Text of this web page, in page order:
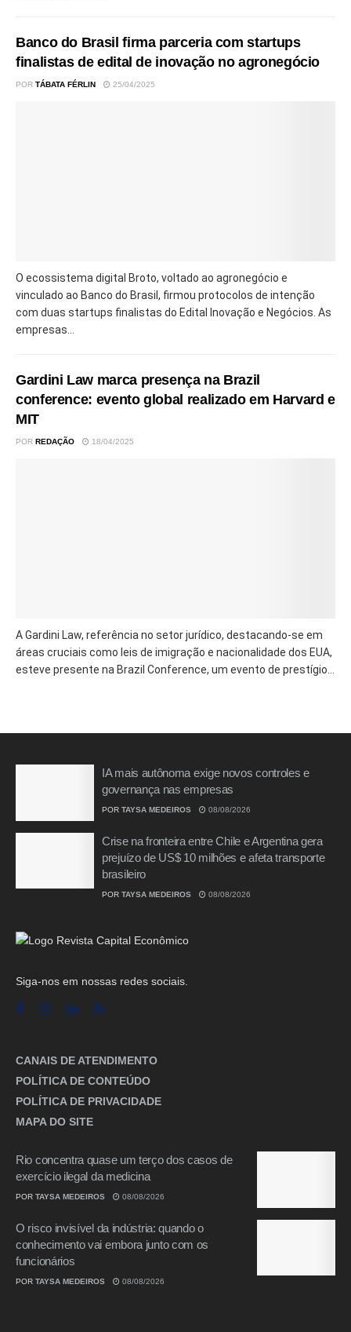
Banco do Brasil firma parceria com startups
finalistas de edital de inovação no agronegócio
POR TÁBATA FÉRLIN 25/04/2025
O ecossistema digital Broto, voltado ao agronegócio e
vinculado ao Banco do Brasil, firmou protocolos de intenção
com duas startups finalistas do Edital Inovação e Negócios. As
empresas...
Gardini Law marca presença na Brazil
conference: evento global realizado em Harvard e
MIT
POR REDAÇÃO 18/04/2025
A Gardini Law, referência no setor jurídico, destacando-se em
áreas cruciais como leis de imigração e nacionalidade dos EUA,
esteve presente na Brazil Conference, um evento de prestígio...
IA mais autônoma exige novos controles e
governança nas empresas
POR TAYSA MEDEIROS 08/08/2026
Crise na fronteira entre Chile e Argentina gera
prejuízo de US$ 10 milhões e afeta transporte
brasileiro
POR TAYSA MEDEIROS 08/08/2026
Siga-nos em nossas redes sociais.
CANAIS DE ATENDIMENTO
POLÍTICA DE CONTEÚDO
POLÍTICA DE PRIVACIDADE
MAPA DO SITE
Rio concentra quase um terço dos casos de
exercício ilegal da medicina
POR TAYSA MEDEIROS 08/08/2026
O risco invisível da indústria: quando o
conhecimento vai embora junto com os
funcionários
POR TAYSA MEDEIROS 08/08/2026